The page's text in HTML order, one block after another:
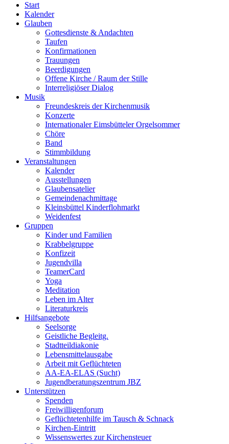
Start
Kalender
Glauben
Gottesdienste & Andachten
Taufen
Konfirmationen
Trauungen
Beerdigungen
Offene Kirche / Raum der Stille
Interreligiöser Dialog
Musik
Freundeskreis der Kirchenmusik
Konzerte
Internationaler Eimsbütteler Orgelsommer
Chöre
Band
Stimmbildung
Veranstaltungen
Kalender
Ausstellungen
Glaubensatelier
Gemeindenachmittage
Kleinsbüttel Kinder­flohmarkt
Weidenfest
Gruppen
Kinder und Familien
Krabbelgruppe
Konfizeit
Jugendvilla
TeamerCard
Yoga
Meditation
Leben im Alter
Literaturkreis
Hilfsangebote
Seelsorge
Geistliche Begleitg.
Stadtteildiakonie
Lebensmittelausgabe
Arbeit mit Geflüchteten
AA-EA-ELAS (Sucht)
Jugendberatungs­zentrum JBZ
Unterstützen
Spenden
Freiwilligenforum
Geflüchtetenhilfe im Tausch & Schnack
Kirchen-Eintritt
Wissenswertes zur Kirchensteuer